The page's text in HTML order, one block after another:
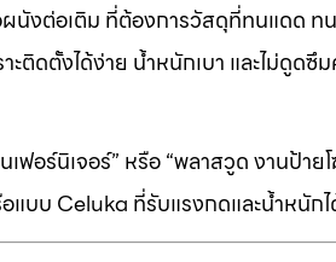
นังต่อเติม ที่ต้องการวัสดุที่ทนแดด
ติดตั้งได้ง่าย น้ำหนักเบา และไม่ดูดซึ
อร์นิเจอร์” หรือ “พลาสวูด งานป้าย
แบบ Celuka ที่รับแรงกดและน้ำหนัก